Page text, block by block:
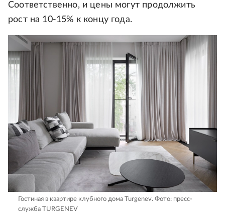
Соответственно, и цены могут продолжить
рост на 10-15% к концу года.
Гостиная в квартире клубного дома Turgenev. Фото: пресс-
служба TURGENEV